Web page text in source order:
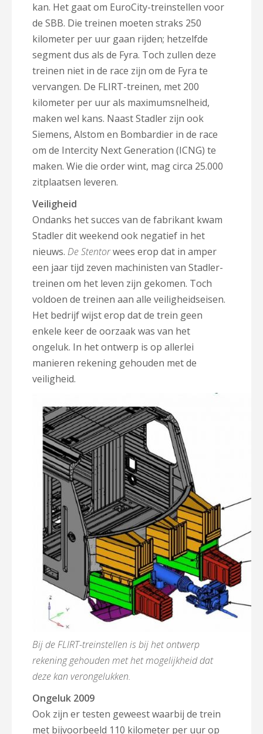
kan. Het gaat om EuroCity-treinstellen voor
de SBB. Die treinen moeten straks 250
kilometer per uur gaan rijden; hetzelfde
segment dus als de Fyra. Toch zullen deze
treinen niet in de race zijn om de Fyra te
vervangen. De FLIRT-treinen, met 200
kilometer per uur als maximumsnelheid,
maken wel kans. Naast Stadler zijn ook
Siemens, Alstom en Bombardier in de race
om de Intercity Next Generation (ICNG) te
maken. Wie die order wint, mag circa 25.000
zitplaatsen leveren.
Veiligheid
Ondanks het succes van de fabrikant kwam
Stadler dit weekend ook negatief in het
nieuws. De Stentorwees erop dat in amper
een jaar tijd zeven machinisten van Stadler-
treinen om het leven zijn gekomen. Toch
voldoen de treinen aan alle veiligheidseisen.
Het bedrijf wijst erop dat de trein geen
enkele keer de oorzaak was van het
ongeluk. In het ontwerp is op allerlei
manieren rekening gehouden met de
veiligheid.
Bij de FLIRT-treinstellen is bij het ontwerp
rekening gehouden met het mogelijkheid dat
deze kan verongelukken.
Ongeluk 2009
Ook zijn er testen geweest waarbij de trein
met bijvoorbeeld 110 kilometer per uur op